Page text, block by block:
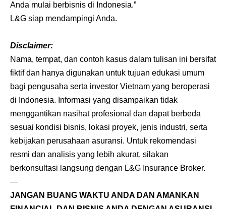
Anda mulai berbisnis di Indonesia.”
L&G siap mendampingi Anda.
Disclaimer:
Nama, tempat, dan contoh kasus dalam tulisan ini bersifat
fiktif dan hanya digunakan untuk tujuan edukasi umum
bagi pengusaha serta investor Vietnam yang beroperasi
di Indonesia. Informasi yang disampaikan tidak
menggantikan nasihat profesional dan dapat berbeda
sesuai kondisi bisnis, lokasi proyek, jenis industri, serta
kebijakan perusahaan asuransi. Untuk rekomendasi
resmi dan analisis yang lebih akurat, silakan
berkonsultasi langsung dengan L&G Insurance Broker.
—
JANGAN BUANG WAKTU ANDA DAN AMANKAN